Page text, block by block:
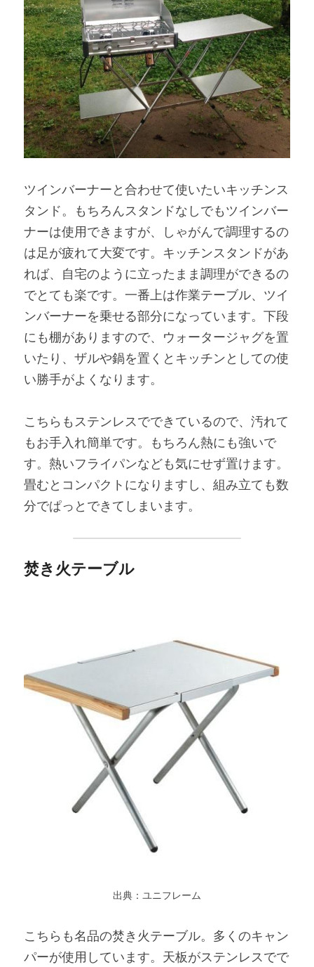
ツインバーナーと合わせて使いたいキッチンス
タンド。もちろんスタンドなしでもツインバー
ナーは使用できますが、しゃがんで調理するの
は足が疲れて大変です。キッチンスタンドがあ
れば、自宅のように立ったまま調理ができるの
でとても楽です。一番上は作業テーブル、ツイ
ンバーナーを乗せる部分になっています。下段
にも棚がありますので、ウォータージャグを置
いたり、ザルや鍋を置くとキッチンとしての使
い勝手がよくなります。
こちらもステンレスでできているので、汚れて
もお手入れ簡単です。もちろん熱にも強いで
す。熱いフライパンなども気にせず置けます。
畳むとコンパクトになりますし、組み立ても数
分でぱっとできてしまいます。
焚き火テーブル
出典：ユニフレーム
こちらも名品の焚き火テーブル。多くのキャン
パーが使用しています。天板がステンレスでで